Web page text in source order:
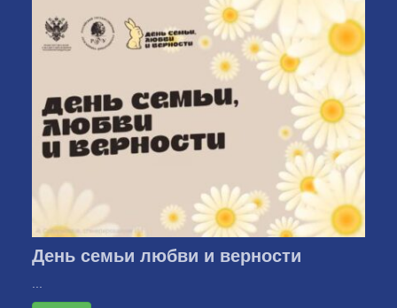
День семьи любви и верности